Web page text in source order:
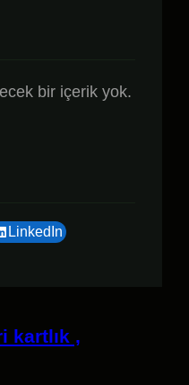
bir içerik yok.
LinkedIn
kartlık ,